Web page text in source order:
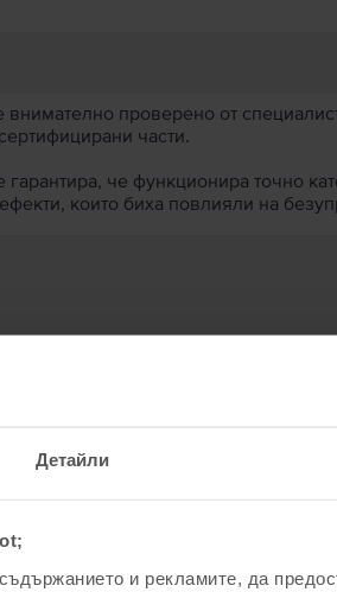
Детайли
и рекламите, да
проверено от
части.
че функционира точно
които биха повлияли на
с твоето